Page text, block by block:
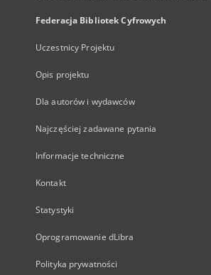
Federacja Bibliotek Cyfrowych
Uczestnicy Projektu
Opis projektu
Dla autorów i wydawców
Najczęściej zadawane pytania
Informacje techniczne
Kontakt
Statystyki
Oprogramowanie dLibra
Polityka prywatności